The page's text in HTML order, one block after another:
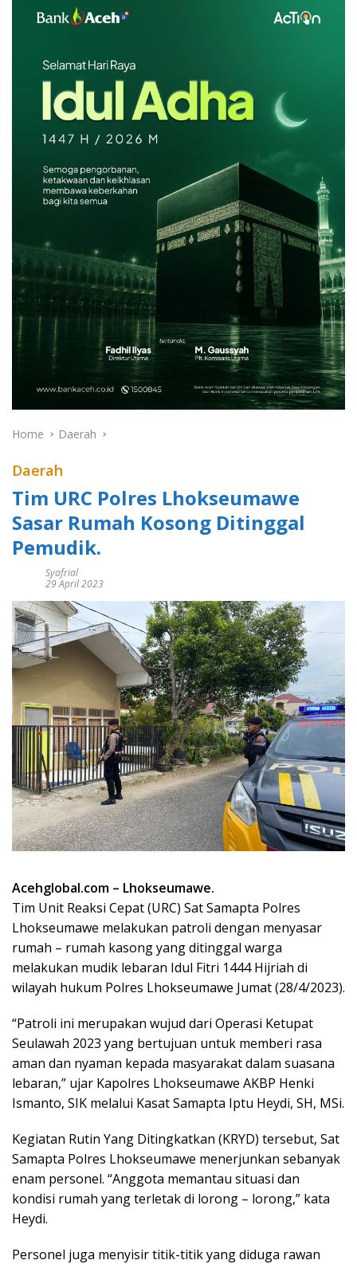
Home Daerah
Daerah
Tim URC Polres Lhokseumawe
Sasar Rumah Kosong Ditinggal
Pemudik.
Syafrial
29 April 2023
Acehglobal.com – Lhokseumawe.
Tim Unit Reaksi Cepat (URC) Sat Samapta Polres
Lhokseumawe melakukan patroli dengan menyasar
rumah – rumah kasong yang ditinggal warga
melakukan mudik lebaran Idul Fitri 1444 Hijriah di
wilayah hukum Polres Lhokseumawe Jumat (28/4/2023).
“Patroli ini merupakan wujud dari Operasi Ketupat
Seulawah 2023 yang bertujuan untuk memberi rasa
aman dan nyaman kepada masyarakat dalam suasana
lebaran,” ujar Kapolres Lhokseumawe AKBP Henki
Ismanto, SIK melalui Kasat Samapta Iptu Heydi, SH, MSi.
Kegiatan Rutin Yang Ditingkatkan (KRYD) tersebut, Sat
Samapta Polres Lhokseumawe menerjunkan sebanyak
enam personel. “Anggota memantau situasi dan
kondisi rumah yang terletak di lorong – lorong,” kata
Heydi.
Personel juga menyisir titik-titik yang diduga rawan